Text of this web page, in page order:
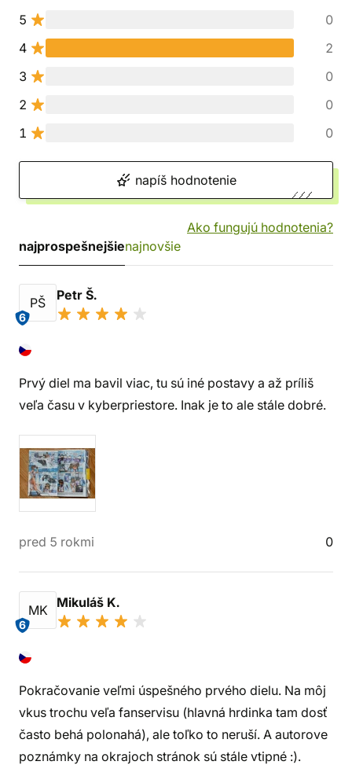
5
0
4
2
3
0
2
0
1
0
napíš hodnotenie
Ako fungujú hodnotenia?
najprospešnejšienajnovšie
PŠ
6
Petr Š.
Prvý diel ma bavil viac, tu sú iné postavy a až príliš
veľa času v kyberpriestore. Inak je to ale stále dobré.
pred 5 rokmi 0
MK
6
Mikuláš K.
Pokračovanie veľmi úspešného prvého dielu. Na môj
vkus trochu veľa fanservisu (hlavná hrdinka tam dosť
často behá polonahá), ale toľko to neruší. A autorove
poznámky na okrajoch stránok sú stále vtipné :).